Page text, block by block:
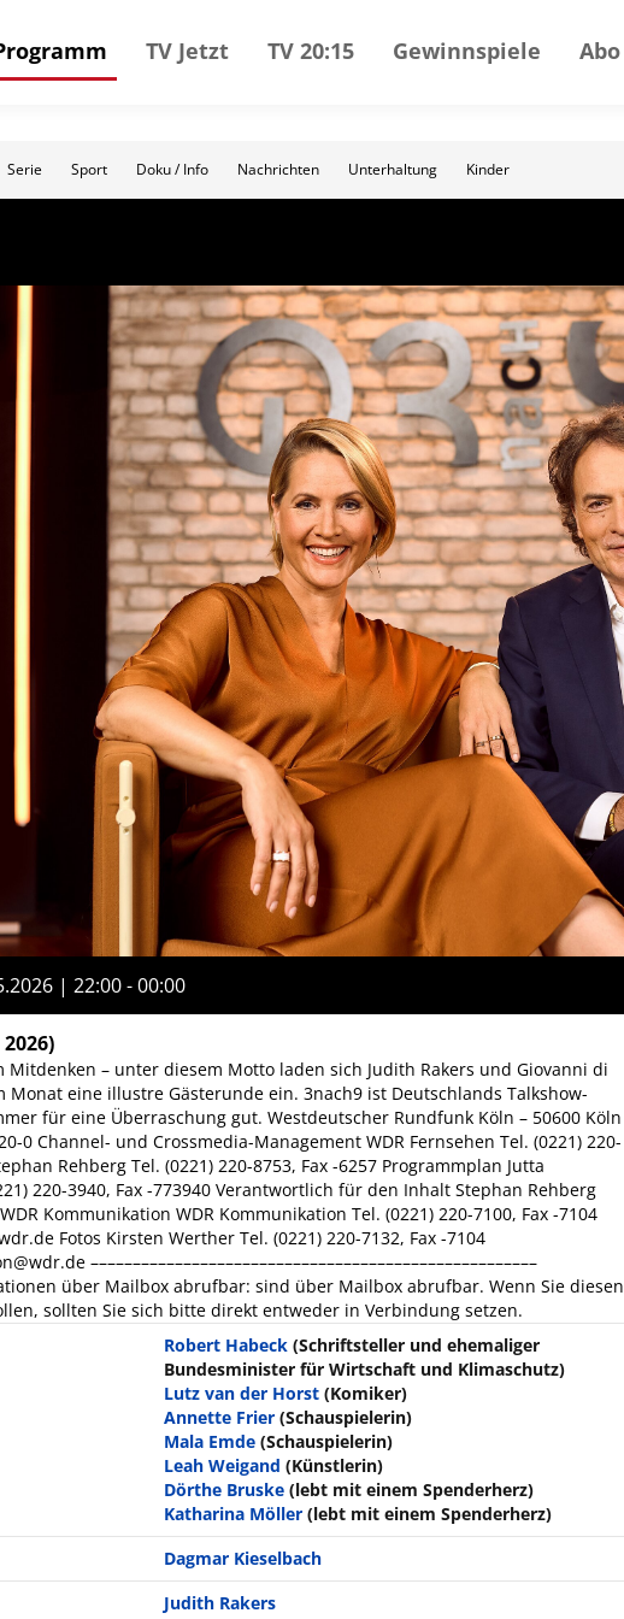
TV Jetzt TV 20:15 Gewinnspiele Abo
Serie Sport Doku / Info Nachrichten Unterhaltung Kinder
| 22:00 - 00:00
2026)
Mitdenken – unter diesem Motto laden sich Judith Rakers und Giovanni di
Monat eine illustre Gästerunde ein. 3nach9 ist Deutschlands Talkshow-
für eine Überraschung gut. Westdeutscher Rundfunk Köln – 50600 Köln
0 Channel- und Crossmedia-Management WDR Fernsehen Tel. (0221) 220-
Rehberg Tel. (0221) 220-8753, Fax -6257 Programmplan Jutta
220-3940, Fax -773940 Verantwortlich für den Inhalt Stephan Rehberg
Kommunikation WDR Kommunikation Tel. (0221) 220-7100, Fax -7104
Fotos Kirsten Werther Tel. (0221) 220-7132, Fax -7104
–––––––––––––––––––––––––––––––––––––––––––––––––––––
über Mailbox abrufbar: sind über Mailbox abrufbar. Wenn Sie diesen
sollten Sie sich bitte direkt entweder in Verbindung setzen.
Robert Habeck (Schriftsteller und ehemaliger
Bundesminister für Wirtschaft und Klimaschutz)
Lutz van der Horst (Komiker)
Annette Frier (Schauspielerin)
Mala Emde (Schauspielerin)
Leah Weigand (Künstlerin)
Dörthe Bruske (lebt mit einem Spenderherz)
Katharina Möller (lebt mit einem Spenderherz)
Dagmar Kieselbach
Judith Rakers